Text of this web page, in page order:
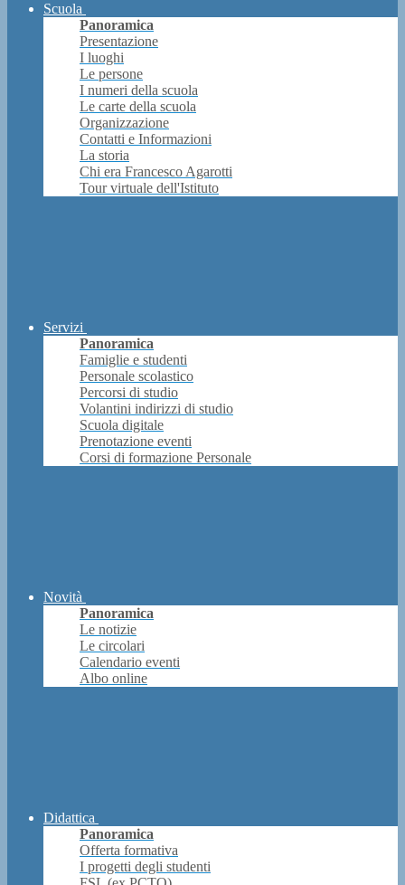
Scuola
Panoramica
Presentazione
I luoghi
Le persone
I numeri della scuola
Le carte della scuola
Organizzazione
Contatti e Informazioni
La storia
Chi era Francesco Agarotti
Tour virtuale dell'Istituto
Servizi
Panoramica
Famiglie e studenti
Personale scolastico
Percorsi di studio
Volantini indirizzi di studio
Scuola digitale
Prenotazione eventi
Corsi di formazione Personale
Novità
Panoramica
Le notizie
Le circolari
Calendario eventi
Albo online
Didattica
Panoramica
Offerta formativa
I progetti degli studenti